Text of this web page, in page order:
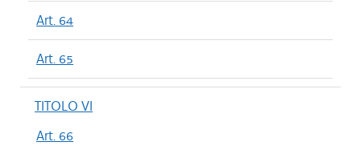
Art. 64
Art. 65
TITOLO VI
Art. 66